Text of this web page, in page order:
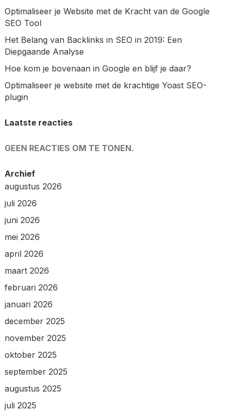
Optimaliseer je Website met de Kracht van de Google
SEO Tool
Het Belang van Backlinks in SEO in 2019: Een
Diepgaande Analyse
Hoe kom je bovenaan in Google en blijf je daar?
Optimaliseer je website met de krachtige Yoast SEO-
plugin
Laatste reacties
GEEN REACTIES OM TE TONEN.
Archief
augustus 2026
juli 2026
juni 2026
mei 2026
april 2026
maart 2026
februari 2026
januari 2026
december 2025
november 2025
oktober 2025
september 2025
augustus 2025
juli 2025